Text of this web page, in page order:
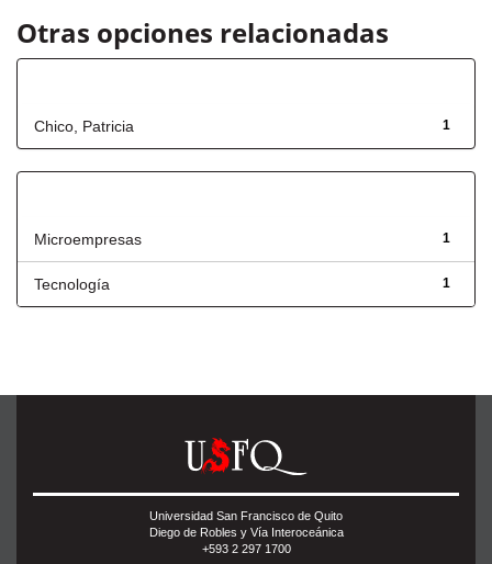
Otras opciones relacionadas
1
Chico, Patricia
1
Microempresas
1
Tecnología
Universidad San Francisco de Quito
Diego de Robles y Vía Interoceánica
+593 2 297 1700